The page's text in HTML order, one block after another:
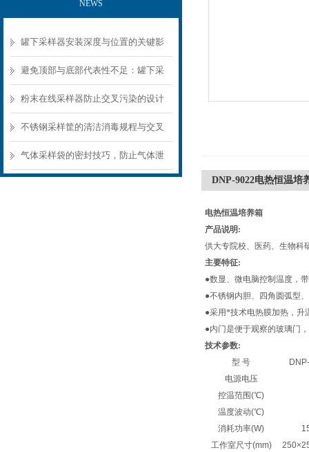
NEWS
罐下采样器安装深度与位置的关键影
响
避免顶部与底部代表性不足：罐下采
样器结构选型要点
粉末在线采样器防止交叉污染的设计
要点
不锈钢采样筐的清洁消毒规程与交叉
污染预防
气体采样袋的密封技巧，防止气体泄
DNP-9022电热恒温培
电热恒温培养箱
产品说明:
供大专院校、医药、生物科
主要特征:
●数显、微电脑控制温度，
●不锈钢内胆、四角圆弧型
●采用*技术电热膜加热，升
●内门是便于观察的玻璃
技术参数:
型 号
电源电压
控温范围(℃)
温度波动(℃)
消耗功率(W)
工作室尺寸(mm)
250